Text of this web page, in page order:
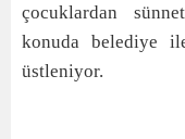
çocuklardan
konuda belediye
üstleniyor.